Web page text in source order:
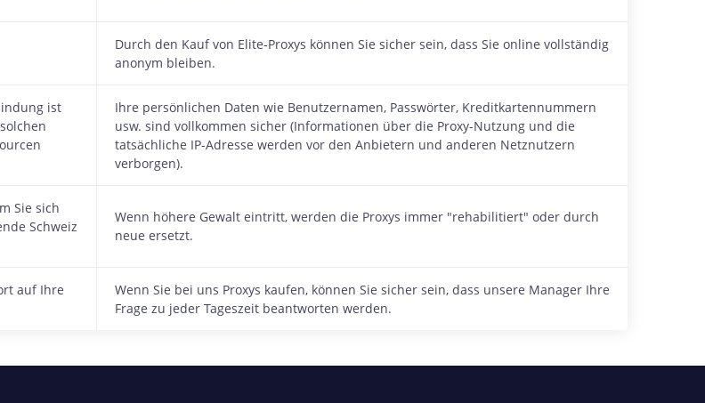
Durch den Kauf von Elite-Proxys können Sie sicher sein, dass Sie online vollständig
anonym bleiben.
ist
Ihre persönlichen Daten wie Benutzernamen, Passwörter, Kreditkartennummern
usw. sind vollkommen sicher (Informationen über die Proxy-Nutzung und die
tatsächliche IP-Adresse werden vor den Anbietern und anderen Netznutzern
verborgen).
Sie sich
Schweiz
Wenn höhere Gewalt eintritt, werden die Proxys immer "rehabilitiert" oder durch
neue ersetzt.
auf Ihre
Wenn Sie bei uns Proxys kaufen, können Sie sicher sein, dass unsere Manager Ihre
Frage zu jeder Tageszeit beantworten werden.